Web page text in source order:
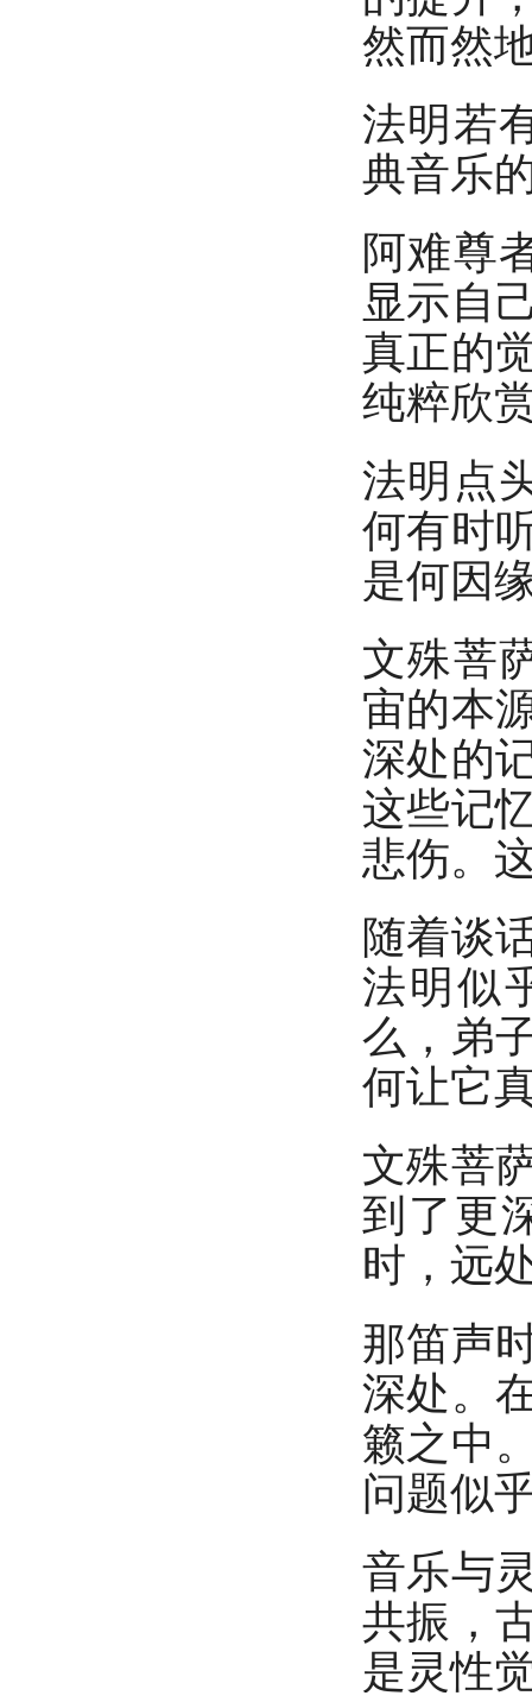
然而然
法明若
典音乐
阿难尊
显示自
真正的
纯粹欣
法明点
何有时
是何因
文殊菩
宙的本
深处的
这些记
悲伤。
随着谈
法明似
么，弟
何让它
文殊菩
到了更
时，远
那笛声
深处。
籁之中
问题似
音乐与
共振，
是灵性